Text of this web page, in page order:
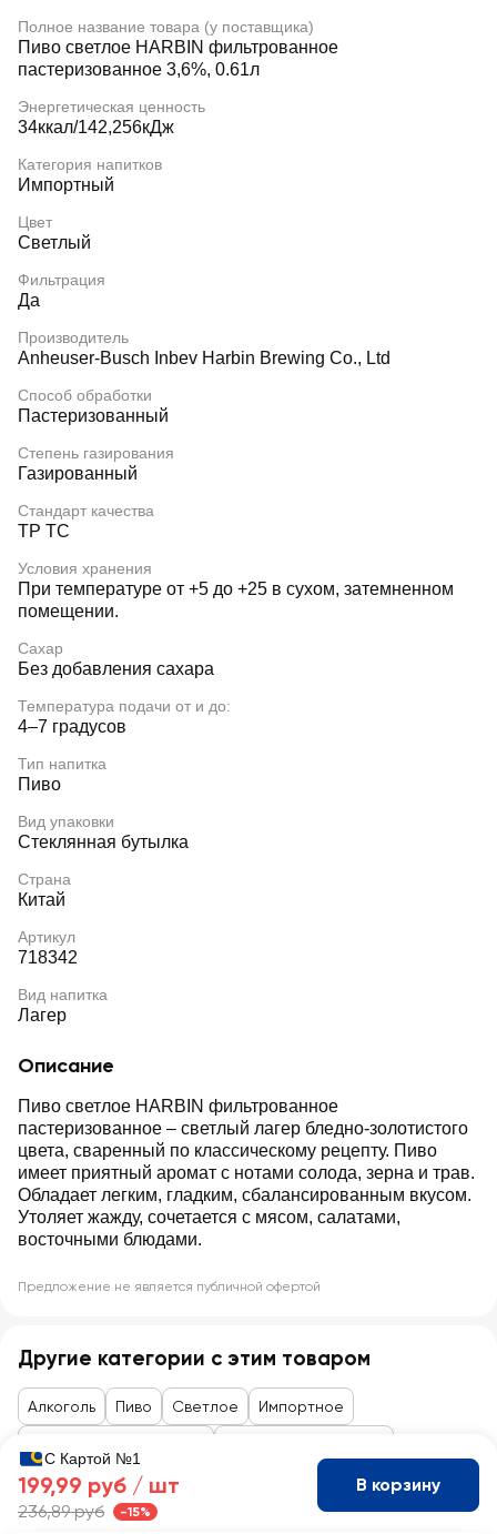
Полное название товара (у поставщика)
Пиво светлое HARBIN фильтрованное
пастеризованное 3,6%, 0.61л
Энергетическая ценность
34ккал/142,256кДж
Категория напитков
Импортный
Цвет
Светлый
Фильтрация
Да
Производитель
Anheuser-Busch Inbev Harbin Brewing Co., Ltd
Способ обработки
Пастеризованный
Степень газирования
Газированный
Стандарт качества
ТР ТС
Условия хранения
При температуре от +5 до +25 в сухом, затемненном
помещении.
Сахар
Без добавления сахара
Температура подачи от и до:
4–7 градусов
Тип напитка
Пиво
Вид упаковки
Стеклянная бутылка
Страна
Китай
Артикул
718342
Вид напитка
Лагер
Описание
Пиво светлое HARBIN фильтрованное
пастеризованное – светлый лагер бледно-золотистого
цвета, сваренный по классическому рецепту. Пиво
имеет приятный аромат с нотами солода, зерна и трав.
Обладает легким, гладким, сбалансированным вкусом.
Утоляет жажду, сочетается с мясом, салатами,
восточными блюдами.
Предложение не является публичной офертой
Другие категории с этим товаром
Алкоголь Пиво Светлое Импортное
С Картой №1
199,99 руб / шт
236,89 руб -15%
В корзину